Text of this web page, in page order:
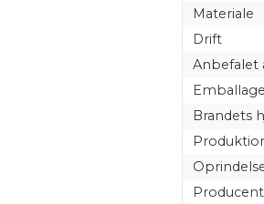
Materiale
Drift
Anbefalet
Emballage
Brandets